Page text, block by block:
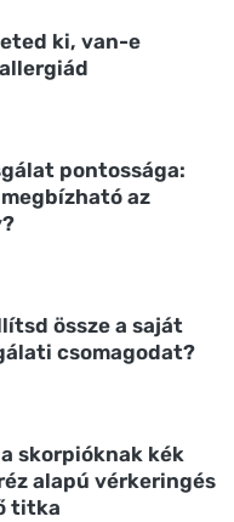
ki, van-e
pontossága:
az
össze a saját
csomagodat?
skorpióknak kék
alapú vérkeringés
titka